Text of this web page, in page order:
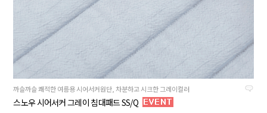
까슬까슬 쾌적한 여름용 시어서커원단, 차분하고 시크한 그레이컬러
스노우 시어서커 그레이 침대패드 SS/Q